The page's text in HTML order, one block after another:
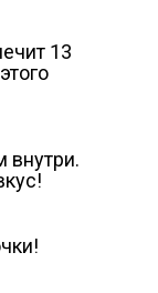
13
внутри.